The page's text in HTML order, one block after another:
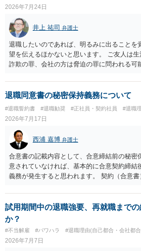
2026年7月24日
井上 祐司 弁護士
退職したいのであれば、明るみに出ることを
望を伝えるほかないと思います。 ご友人は
詐欺の罪、会社の方は脅迫の罪に問われる可
うかはケースバイケースです。
退職同意書の秘密保持義務について
#退職誓約書 #退職勧奨 #正社員・契約社員 #退職
2026年7月17日
西浦 嘉博 弁護士
合意書の記載内容として、合意締結前の秘密
意されていなければ、基本的に合意契約締結
義務が発生すると思われます。 契約（合意
場合、最寄りの法律事務所で相談されること
試用期間中の退職強要、再就職まで
か？
#不当解雇 #パワハラ #退職理由(自己都合・会社都
2026年7月7日